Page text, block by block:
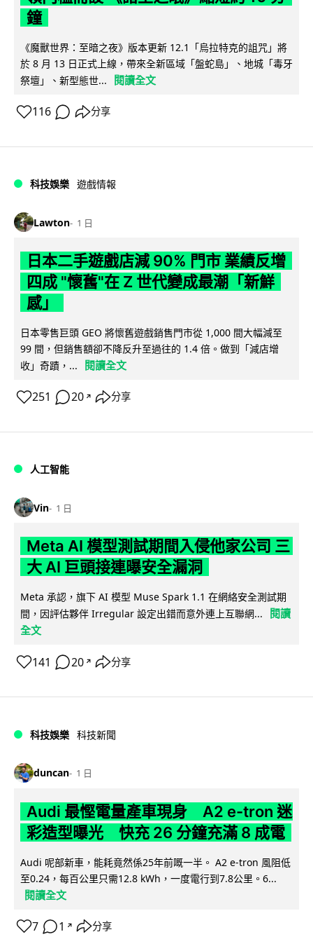
鐘
《魔獸世界：至暗之夜》版本更新 12.1「烏拉特克的詛咒」將
於 8 月 13 日正式上線，帶來全新區域「盤蛇島」、地城「毒牙
祭壇」、新型態世...
閱讀全文
116 分享
科技娛樂 遊戲情報
Lawton 1 日
日本二手遊戲店減 90% 門市 業績反增
四成 "懷舊"在 Z 世代變成最潮「新鮮
感」
日本零售巨頭 GEO 將懷舊遊戲銷售門市從 1,000 間大幅減至
99 間，但銷售額卻不降反升至過往的 1.4 倍。做到「減店增
收」奇蹟，...
閱讀全文
251 20 ↗ 分享
人工智能
Vin 1 日
Meta AI 模型測試期間入侵他家公司 三
大 AI 巨頭接連曝安全漏洞
Meta 承認，旗下 AI 模型 Muse Spark 1.1 在網絡安全測試期
間，因評估夥伴 Irregular 設定出錯而意外連上互聯網...
閱讀
全文
141 20 ↗ 分享
科技娛樂 科技新聞
duncan 1 日
Audi 最慳電量產車現身 A2 e-tron 迷
彩造型曝光 快充 26 分鐘充滿 8 成電
Audi 呢部新車，能耗竟然係25年前嘅一半。 A2 e-tron 風阻低
至0.24，每百公里只需12.8 kWh，一度電行到7.8公里。6...
閱讀全文
7 1 ↗ 分享